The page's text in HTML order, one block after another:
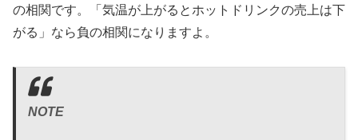
の相関です。「気温が上がるとホットドリンクの売上は下
がる」なら負の相関になりますよ。
NOTE